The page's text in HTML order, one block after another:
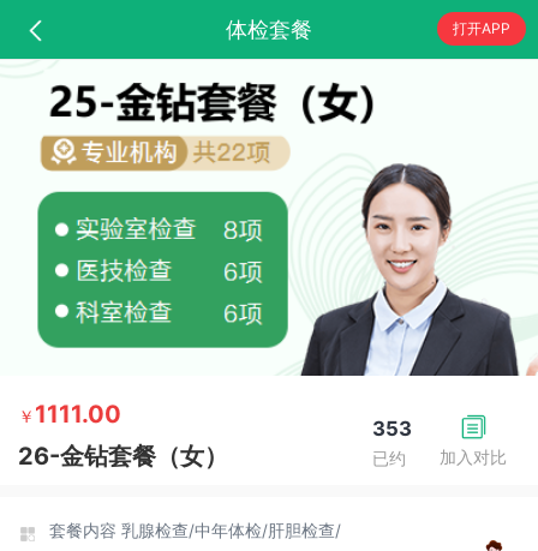
体检套餐 打开APP
加入对比
353
已约
￥ 1111.00
26-金钻套餐（女）
套餐内容 乳腺检查/中年体检/肝胆检查/